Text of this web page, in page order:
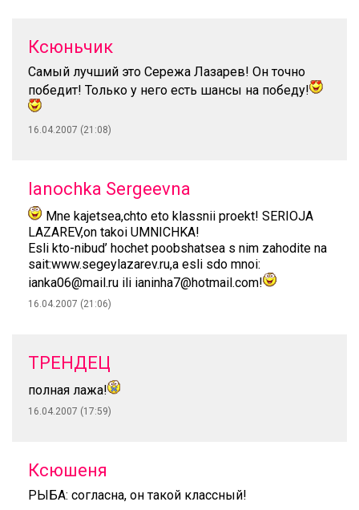
Ксюньчик
Самый лучший это Сережа Лазарев! Он точно
победит! Только у него есть шансы на победу!
16.04.2007 (21:08)
Ianochka Sergeevna
Mne kajetsea,chto eto klassnii proekt! SERIOJA
LAZAREV,on takoi UMNICHKA!
Esli kto-nibud’ hochet poobshatsea s nim zahodite na
sait:www.segeylazarev.ru,a esli sdo mnoi:
ianka06@mail.ru ili ianinha7@hotmail.com!
16.04.2007 (21:06)
ТРЕНДЕЦ
полная лажа!
16.04.2007 (17:59)
Ксюшеня
РЫБА: согласна, он такой классный!